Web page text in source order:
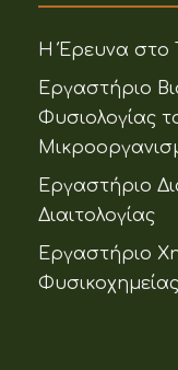
Η Έρευνα στο
Εργαστήριο
Φυσιολογίας
Εργαστήριο
Διαιτολογίας
Εργαστήριο